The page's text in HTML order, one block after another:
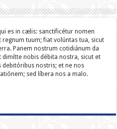
es in cælis: sanc­ti­ficétur nomen
regnum tuum; fiat volúntas tua, sicut
Panem nostrum cotidiánum da
dimítte nobis débita nostra, sicut et
debitóribus nostris; et ne nos
sed líbera nos a malo.